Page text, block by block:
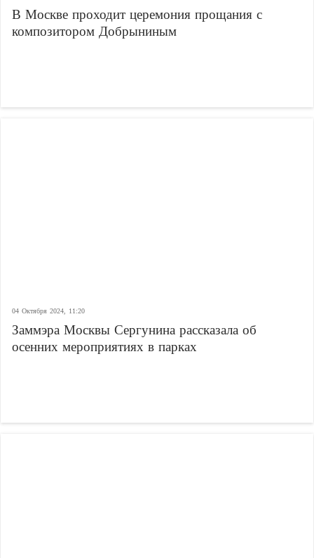
В Москве проходит церемония прощания с
композитором Добрыниным
04 Октября 2024, 11:20
Заммэра Москвы Сергунина рассказала об
осенних мероприятиях в парках